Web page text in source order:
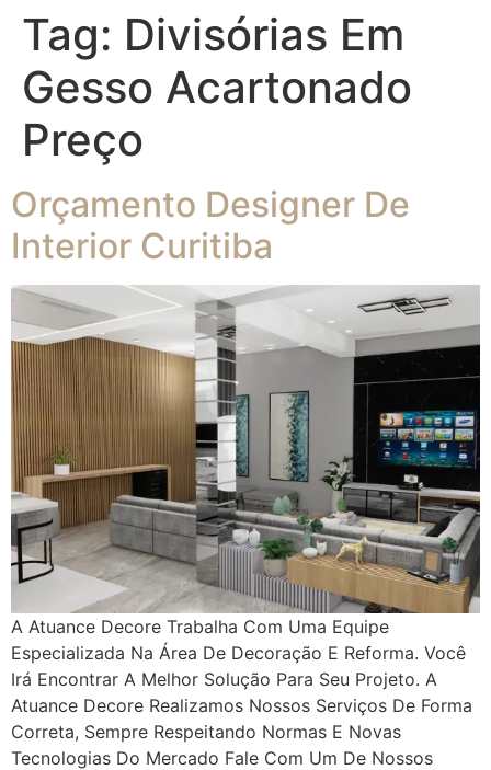
Tag: Divisórias Em
Gesso Acartonado
Preço
Orçamento Designer De
Interior Curitiba
A Atuance Decore Trabalha Com Uma Equipe
Especializada Na Área De Decoração E Reforma. Você
Irá Encontrar A Melhor Solução Para Seu Projeto. A
Atuance Decore Realizamos Nossos Serviços De Forma
Correta, Sempre Respeitando Normas E Novas
Tecnologias Do Mercado Fale Com Um De Nossos